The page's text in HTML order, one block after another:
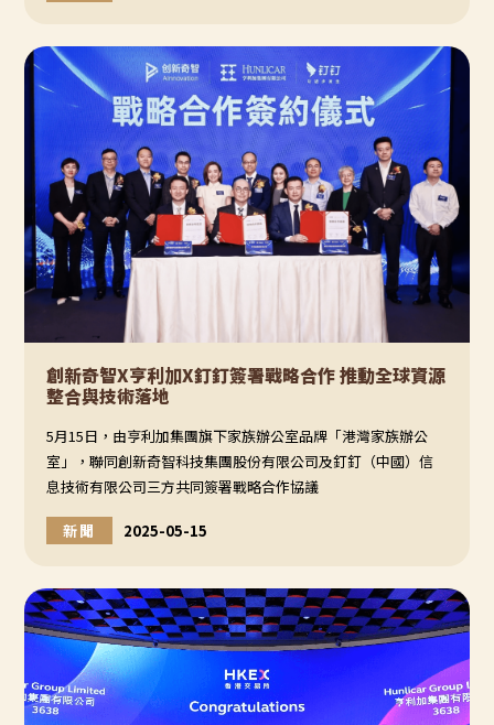
創新奇智X亨利加X釘釘簽署戰略合作 推動全球資源
整合與技術落地
5月15日，由亨利加集團旗下家族辦公室品牌「港灣家族辦公
室」，聯同創新奇智科技集團股份有限公司及釘釘（中國）信
息技術有限公司三方共同簽署戰略合作協議
新聞 2025-05-15